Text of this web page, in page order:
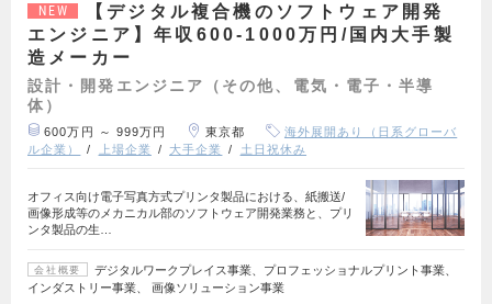
NEW
【デジタル複合機のソフトウェア開発
エンジニア】年収600-1000万円/国内大手製
造メーカー
設計・開発エンジニア（その他、電気・電子・半導
体）
600万円 ～ 999万円 東京都
海外展開あり（日系グローバ
ル企業）
上場企業 大手企業 土日祝休み
オフィス向け電子写真方式プリンタ製品における、紙搬送/
画像形成等のメカニカル部のソフトウェア開発業務と、プリ
ンタ製品の生…
会社概要
デジタルワークプレイス事業、プロフェッショナルプリント事業、
インダストリー事業、 画像ソリューション事業